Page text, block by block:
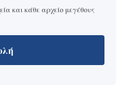
και κάθε αρχείο μεγέθους